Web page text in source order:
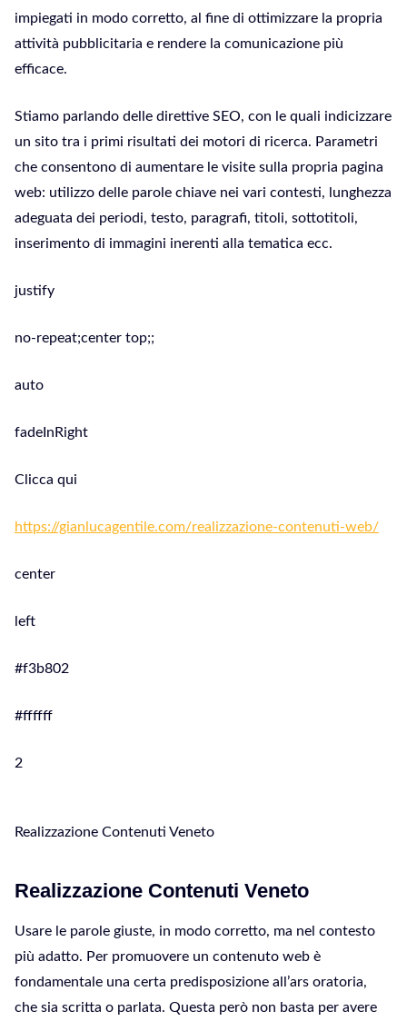
impiegati in modo corretto, al fine di ottimizzare la propria
attività pubblicitaria e rendere la comunicazione più
efficace.
Stiamo parlando delle direttive SEO, con le quali indicizzare
un sito tra i primi risultati dei motori di ricerca. Parametri
che consentono di aumentare le visite sulla propria pagina
web: utilizzo delle parole chiave nei vari contesti, lunghezza
adeguata dei periodi, testo, paragrafi, titoli, sottotitoli,
inserimento di immagini inerenti alla tematica ecc.
justify
no-repeat;center top;;
auto
fadeInRight
Clicca qui
https://gianlucagentile.com/realizzazione-contenuti-web/
center
left
#f3b802
#ffffff
2
Realizzazione Contenuti Veneto
Realizzazione Contenuti Veneto
Usare le parole giuste, in modo corretto, ma nel contesto
più adatto. Per promuovere un contenuto web è
fondamentale una certa predisposizione all’ars oratoria,
che sia scritta o parlata. Questa però non basta per avere